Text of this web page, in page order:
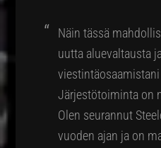
Näin tässä
uutta aluevaltausta
Järjestötoiminta on
Olen seurannut
vuoden ajan ja on